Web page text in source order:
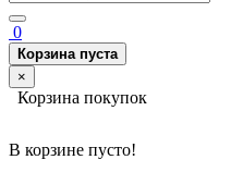
0
Корзина пуста
×
Корзина покупок
В корзине пусто!